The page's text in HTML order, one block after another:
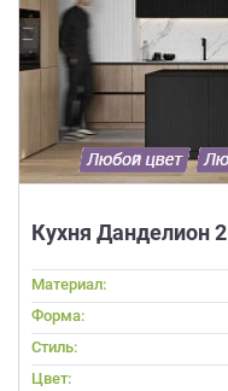
Кухня Данделион 2
Материал:
Форма:
Стиль:
Цвет: